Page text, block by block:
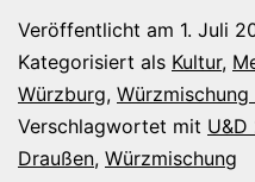
Mit
Tilman
Hampl
auf
Veröffentlicht am 1. Juli
Kategorisiert als Kultur,
Würzburg,
Verschlagwortet mit U&D
Draußen, Würzmischung